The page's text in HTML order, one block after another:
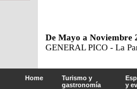
De Mayo a Noviembre
GENERAL PICO - La
Home
Turismo y
gastronomía
y